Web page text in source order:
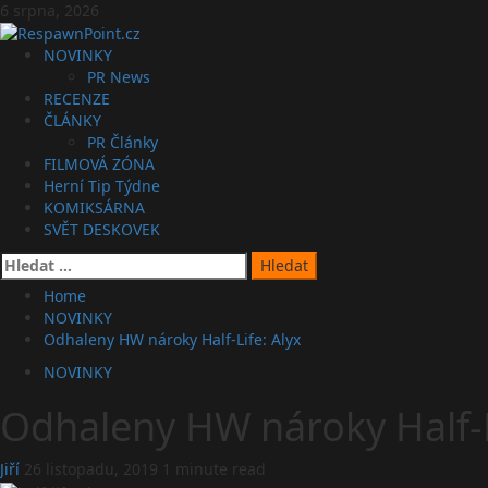
Skip
to
content
6 srpna, 2026
PrimaryNOVINKY
PR News
RECENZE
ČLÁNKY
PR Články
FILMOVÁ ZÓNA
Herní Tip Týdne
KOMIKSÁRNA
SVĚT DESKOVEK
Vyhledávání
Home
NOVINKY
Odhaleny HW nároky Half-Life: Alyx
NOVINKY
Odhaleny HW nároky
Jiří 26 listopadu, 2019 1 minute read